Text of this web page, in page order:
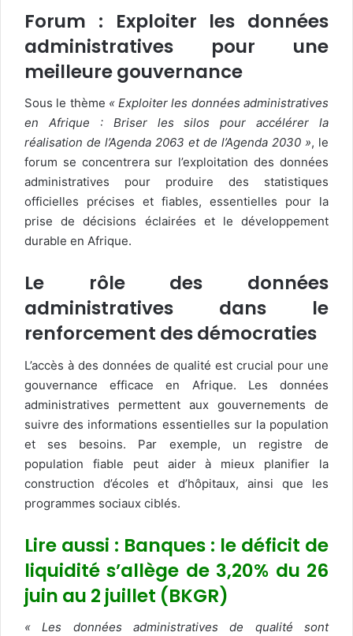
Forum : Exploiter les données
administratives pour une
meilleure gouvernance
Sous le thème « Exploiter les données administratives
en Afrique : Briser les silos pour accélérer la
réalisation de l’Agenda 2063 et de l’Agenda 2030 », le
forum se concentrera sur l’exploitation des données
administratives pour produire des statistiques
officielles précises et fiables, essentielles pour la
prise de décisions éclairées et le développement
durable en Afrique.
Le rôle des données
administratives dans le
renforcement des démocraties
L’accès à des données de qualité est crucial pour une
gouvernance efficace en Afrique. Les données
administratives permettent aux gouvernements de
suivre des informations essentielles sur la population
et ses besoins. Par exemple, un registre de
population fiable peut aider à mieux planifier la
construction d’écoles et d’hôpitaux, ainsi que les
programmes sociaux ciblés.
Lire aussi : Banques : le déficit de
liquidité s’allège de 3,20% du 26
juin au 2 juillet (BKGR)
« Les données administratives de qualité sont